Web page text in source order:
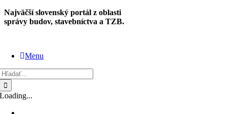
Skip
to
Najväčší slovenský portál z oblasti
správy budov, stavebníctva a TZB.
Menu
Loading...